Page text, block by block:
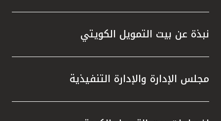
مصر
المملكة المتحدة
مملكة البحرين
نبذة عن بيت التمويل الكويتي
مجلس الإدارة والإدارة التنفيذية